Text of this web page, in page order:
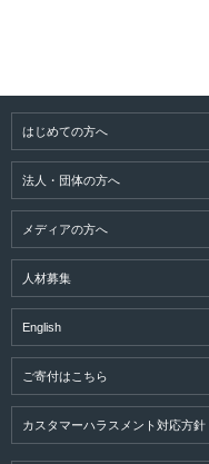
はじめての方へ
法人・団体の方へ
メディアの方へ
人材募集
English
ご寄付はこちら
カスタマーハラスメント対応方針